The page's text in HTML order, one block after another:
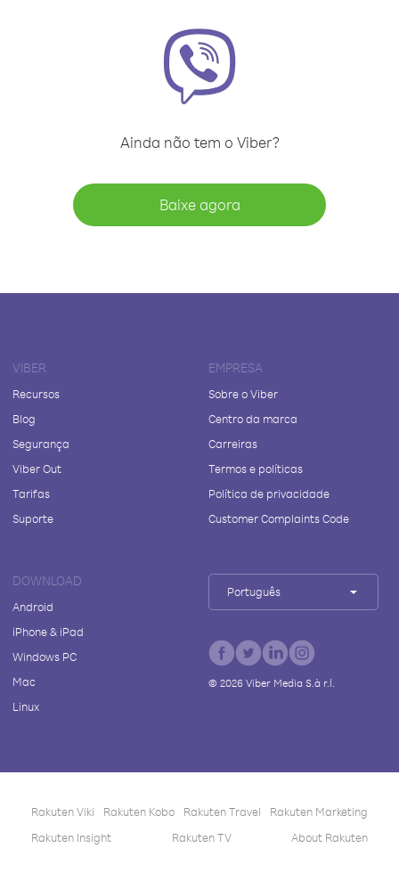
Ainda não tem o Viber?
Baixe agora
VIBER
Recursos
Blog
Segurança
Viber Out
Tarifas
Suporte
EMPRESA
Sobre o Viber
Centro da marca
Carreiras
Termos e políticas
Política de privacidade
Customer Complaints Code
DOWNLOAD
Android
iPhone & iPad
Windows PC
Mac
Linux
Português
© 2026Viber Media S.à r.l.
Rakuten Viki Rakuten Kobo Rakuten Travel
Rakuten Marketing
Rakuten Insight
Rakuten TV About Rakuten